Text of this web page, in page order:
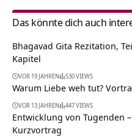
Das könnte dich auch
Bhagavad Gita Rezitation,
Kapitel
VOR 19 JAHREN 530 VIEWS
Warum Liebe weh tut?
VOR 13 JAHREN 447 VIEWS
Entwicklung von Tugenden
Kurzvortrag